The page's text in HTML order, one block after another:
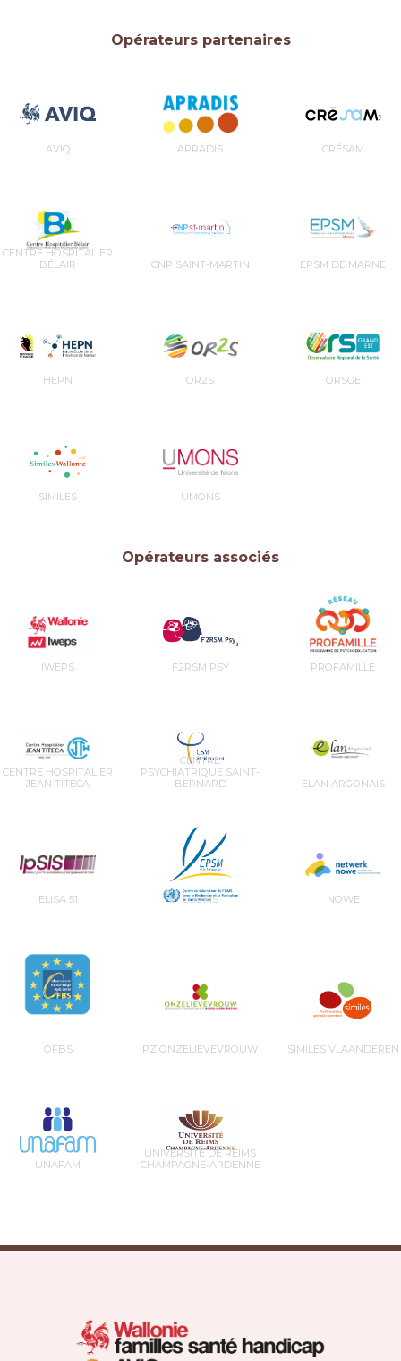
Opérateurs partenaires
AVIQ APRADIS CRÉSAM
CENTRE HOSPITALIER
BÉLAIR
CNP SAINT-MARTIN EPSM DE MARNE
HEPN OR2S ORSGE
SIMILES UMONS
Opérateurs associés
IWEPS F2RSM PSY PROFAMILLE
CENTRE HOSPITALIER
JEAN TITECA
CENTRE
PSYCHIATRIQUE SAINT-
BERNARD
ELAN ARGONAIS
ELISA 51 CCOMS NOWE
OFBS PZ ONZELIEVEVROUW SIMILES VLAANDEREN
UNAFAM
UNIVERSITÉ DE REIMS
CHAMPAGNE-ARDENNE